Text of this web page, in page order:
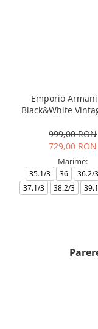
Emporio Armani
Black&White
999,00 RON
729,00 RON
Marime:
35.1/3 36 36.2/3
37.1/3
38.2/3